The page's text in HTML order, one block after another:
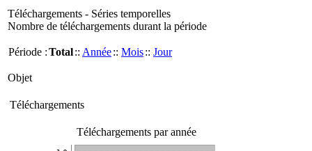
Téléchargements - Séries temporelles
Nombre de téléchargements durant la période
Période :Total:: Année:: Mois:: Jour
Objet
Téléchargements
Téléchargements par année